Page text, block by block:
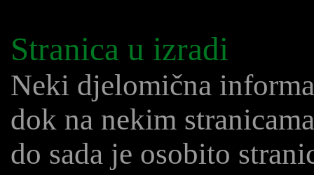
Stranica u izradi
Neki djelomična
dok na nekim
do sada je osobito